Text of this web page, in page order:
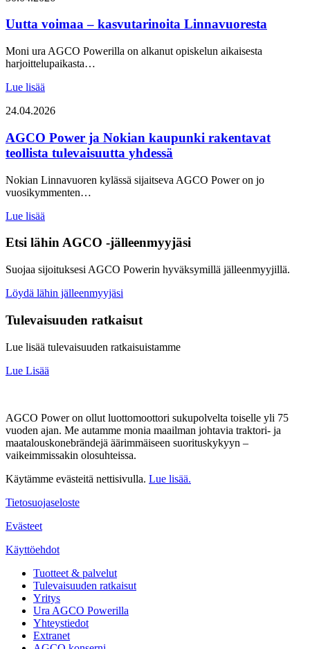
Uutta voimaa – kasvutarinoita Linnavuoresta
Moni ura AGCO Powerilla on alkanut opiskelun aikaisesta
harjoittelupaikasta…
Lue lisää
24.04.2026
AGCO Power ja Nokian kaupunki rakentavat
teollista tulevaisuutta yhdessä
Nokian Linnavuoren kylässä sijaitseva AGCO Power on jo
vuosikymmenten…
Lue lisää
Etsi lähin AGCO -jälleenmyyjäsi
Suojaa sijoituksesi AGCO Powerin hyväksymillä jälleenmyyjillä.
Löydä lähin jälleenmyyjäsi
Tulevaisuuden ratkaisut
Lue lisää tulevaisuuden ratkaisuistamme
Lue Lisää
AGCO Power on ollut luottomoottori sukupolvelta toiselle yli 75
vuoden ajan. Me autamme monia maailman johtavia traktori- ja
maatalouskonebrändejä äärimmäiseen suorituskykyyn –
vaikeimmissakin olosuhteissa.
Käytämme evästeitä nettisivulla. Lue lisää.
Tietosuojaseloste
Evästeet
Käyttöehdot
Tuotteet & palvelut
Tulevaisuuden ratkaisut
Yritys
Ura AGCO Powerilla
Yhteystiedot
Extranet